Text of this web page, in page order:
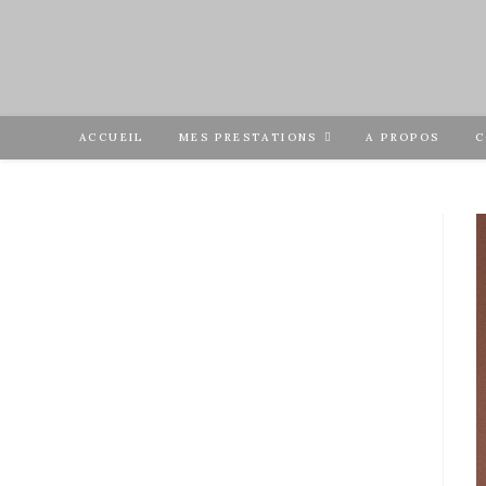
ACCUEIL MES PRESTATIONS A PROPOS